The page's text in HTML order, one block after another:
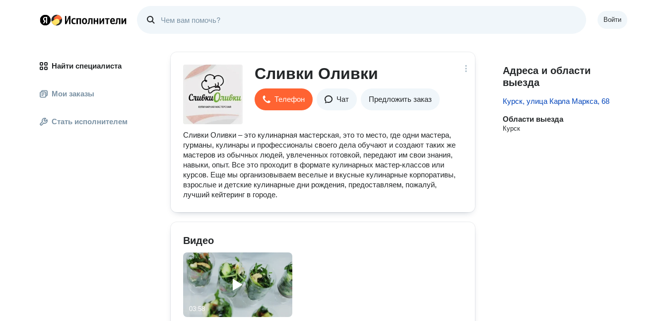
Войти
Найти специалиста
Мои заказы
Стать исполнителем
Cливки Оливки
Телефон Чат Предложить заказ
Сливки Оливки – это кулинарная мастерская, это то место, где одни мастера,
гурманы, кулинары и профессионалы своего дела обучают и создают таких же
мастеров из обычных людей, увлеченных готовкой, передают им свои знания,
навыки, опыт. Все это проходит в формате кулинарных мастер-классов или
курсов. Еще мы организовываем веселые и вкусные кулинарные корпоративы,
взрослые и детские кулинарные дни рождения, предоставляем, пожалуй,
лучший кейтеринг в городе.
Видео
03:58
Адреса и области
выезда
Курск, улица Карла Маркса, 68
Области выезда
Курск